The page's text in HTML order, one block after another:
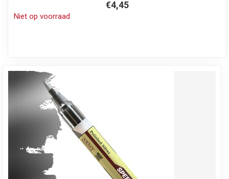
€4,45
Niet op voorraad